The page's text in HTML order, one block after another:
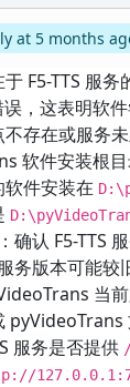
at 5 months
F5-TTS 服务
，这表明软
存在或服务
软件安装根
件安装在
确认 F5-TTS
务版本可能较
当
pyVideoTrans
服务是否提供